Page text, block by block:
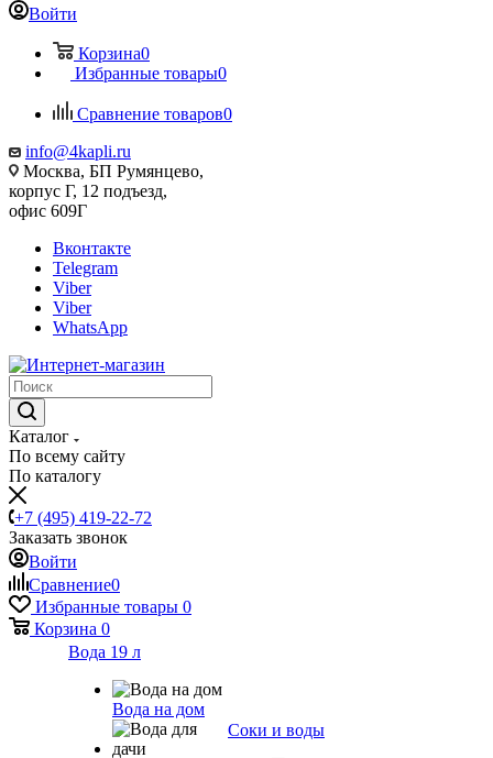
Войти
Корзина0
Избранные товары0
Сравнение товаров0
info@4kapli.ru
Москва, БП Румянцево,
корпус Г, 12 подъезд,
офис 609Г
Вконтакте
Telegram
Viber
Viber
WhatsApp
Каталог
По всему сайту
По каталогу
+7 (495) 419-22-72
Заказать звонок
Войти
Сравнение0
Избранные товары 0
Корзина 0
Вода 19 л
Вода на дом
Соки и воды